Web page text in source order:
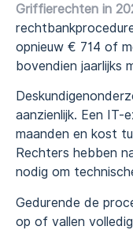
Griffierechten in
opnieuw € 714 of
bovendien jaarlijks
aanzienlijk. Een
maanden en kost
Rechters hebben
nodig om
Gedurende de
op of vallen